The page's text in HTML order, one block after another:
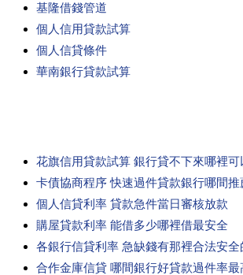
基隆借錢管道
個人信用貸款試算
個人信貸條件
華南銀行貸款試算
花旗信用貸款試算 銀行貸不下來哪裡
卡債協商程序 快速過件貸款銀行哪間推
個人信貸利率 貸款急件當日審核放款
購屋貸款利率 能借多少哪裡借最安全
各銀行信貸利率 急缺錢有那裡合法安
合作金庫信貸 哪間銀行好貸款過件率最